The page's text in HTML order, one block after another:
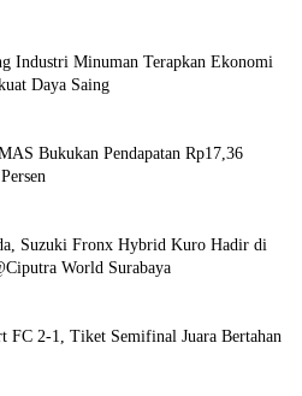
Industri Minuman Terapkan Ekonomi
Daya Saing
Bukukan Pendapatan Rp17,36
Suzuki Fronx Hybrid Kuro Hadir di
World Surabaya
FC 2-1, Tiket Semifinal Juara Bertahan